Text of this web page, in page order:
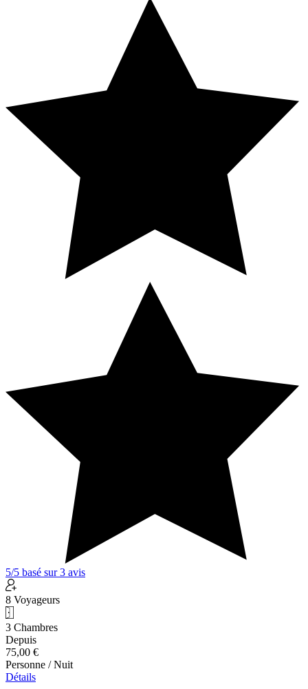
5/5 basé sur 3 avis
8 Voyageurs
3 Chambres
Depuis
75,00 €
Personne / Nuit
Détails